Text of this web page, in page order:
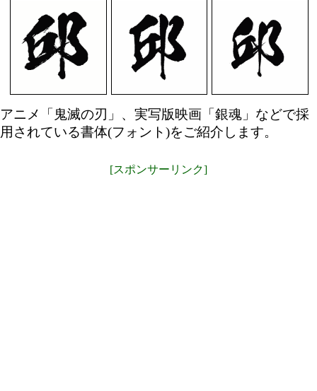
アニメ「鬼滅の刃」、実写版映画「銀魂」などで採
用されている書体(フォント)をご紹介します。
[スポンサーリンク]